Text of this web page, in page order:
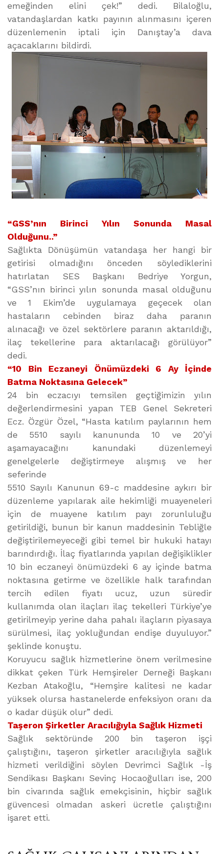
emeğinden elini çek!” dedi. Bilaloğlu,
vatandaşlardan katkı payının alınmasını içeren
düzenlemenin iptali için Danıştay’a dava
açacaklarını bildirdi.
“GSS’nın Birinci Yılın Sonunda Masal
Olduğunu..”
Sağlıkta Dönüşümün vatandaşa her hangi bir
getirisi olmadığını önceden söylediklerini
hatırlatan SES Başkanı Bedriye Yorgun,
“GSS’nın birinci yılın sonunda masal olduğunu
ve 1 Ekim’de uygulamaya geçecek olan
hastaların cebinden biraz daha paranın
alınacağı ve özel sektörlere paranın aktarıldığı,
ilaç tekellerine para aktarılacağı görülüyor”
dedi.
“10 Bin Eczaneyi Önümüzdeki 6 Ay İçinde
Batma Noktasına Gelecek”
24 bin eczacıyı temsilen geçtiğimizin yılın
değerlendirmesini yapan TEB Genel Sekreteri
Ecz. Özgür Özel, “Hasta katılım paylarının hem
de 5510 sayılı kanununda 10 ve 20’yi
aşamayacağını kanundaki düzenlemeyi
genelgelerle değiştirmeye alışmış ve her
seferinde
5510 Sayılı Kanunun 69-c maddesine aykırı bir
düzenleme yapılarak aile hekimliği muayeneleri
için de muayene katılım payı zorunluluğu
getirildiği, bunun bir kanun maddesinin Tebliğle
değiştirilemeyeceği gibi temel bir hukuki hatayı
barındırdığı. İlaç fiyatlarında yapılan değişiklikler
10 bin eczaneyi önümüzdeki 6 ay içinde batma
noktasına getirme ve özellikle halk tarafından
tercih edilen fiyatı ucuz, uzun süredir
kullanımda olan ilaçları ilaç tekelleri Türkiye’ye
getirilmeyip yerine daha pahalı ilaçların piyasaya
sürülmesi, ilaç yokluğundan endişe duyuluyor.”
şeklinde konuştu.
Koruyucu sağlık hizmetlerine önem verilmesine
dikkat çeken Türk Hemşireler Derneği Başkanı
Kezban Atakoğlu, “Hemşire kalitesi ne kadar
yüksek olursa hastanelerde enfeksiyon oranı da
o kadar düşük olur” dedi.
Taşeron Şirketler Aracılığıyla Sağlık Hizmeti
Sağlık sektöründe 200 bin taşeron işçi
çalıştığını, taşeron şirketler aracılığıyla sağlık
hizmeti verildiğini söylen Devrimci Sağlık -İş
Sendikası Başkanı Sevinç Hocaoğulları ise, 200
bin civarında sağlık emekçisinin, hiçbir sağlık
güvencesi olmadan askeri ücretle çalıştığını
işaret etti.